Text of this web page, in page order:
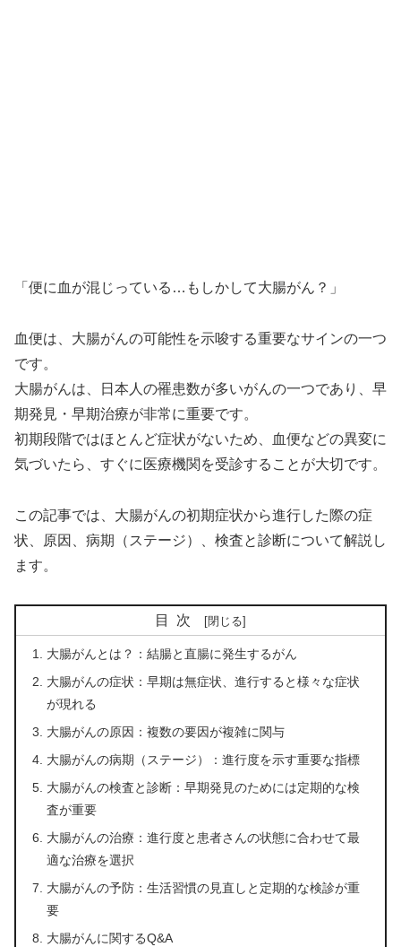
「便に血が混じっている…もしかして大腸がん？」
血便は、大腸がんの可能性を示唆する重要なサインの一つ
です。
大腸がんは、日本人の罹患数が多いがんの一つであり、早
期発見・早期治療が非常に重要です。
初期段階ではほとんど症状がないため、血便などの異変に
気づいたら、すぐに医療機関を受診することが大切です。
この記事では、大腸がんの初期症状から進行した際の症
状、原因、病期（ステージ）、検査と診断について解説し
ます。
目次
大腸がんとは？：結腸と直腸に発生するがん
大腸がんの症状：早期は無症状、進行すると様々な症状
が現れる
大腸がんの原因：複数の要因が複雑に関与
大腸がんの病期（ステージ）：進行度を示す重要な指標
大腸がんの検査と診断：早期発見のためには定期的な検
査が重要
大腸がんの治療：進行度と患者さんの状態に合わせて最
適な治療を選択
大腸がんの予防：生活習慣の見直しと定期的な検診が重
要
大腸がんに関するQ&A